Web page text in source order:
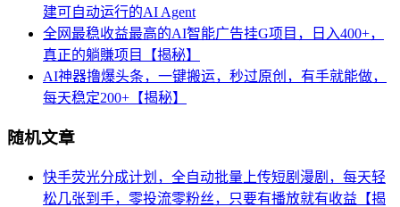
建可自动运行的AI Agent
全网最稳收益最高的AI智能广告挂G项目，日入400+，
真正的躺賺项目【揭秘】
AI神器撸爆头条，一键搬运，秒过原创，有手就能做，
每天稳定200+【揭秘】
随机文章
快手荧光分成计划，全自动批量上传短剧漫剧，每天轻
松几张到手，零投流零粉丝，只要有播放就有收益【揭